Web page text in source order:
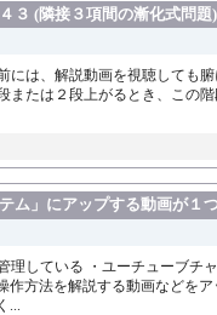
３ (隣接３項間の漸化式問
には、解説動画を視聴して
または２段上がるとき、この
ム」にアップする動画が１
理している ・ユーチューブ
作方法を解説する動画など
...